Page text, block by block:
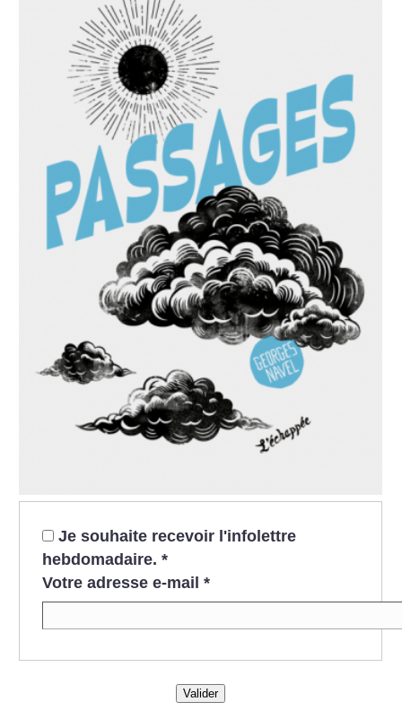
Je souhaite recevoir l'infolettre
hebdomadaire. *
Votre adresse e-mail *
Valider